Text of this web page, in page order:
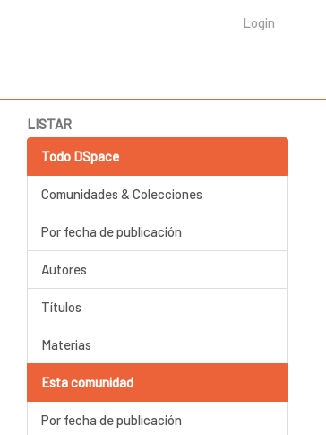
Login
LISTAR
Todo DSpace
Comunidades & Colecciones
Por fecha de publicación
Autores
Títulos
Materias
Esta comunidad
Por fecha de publicación